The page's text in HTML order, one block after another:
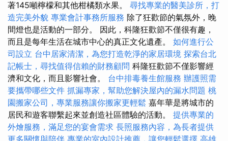
著145噸檸檬和其他柑橘類水果。 尋找專業的醫美診所，打
造完美外貌 專業會計事務所服務 除了狂歡節的氣氛外，晚
間燈也是活動的一部分。 因此，科隆狂歡節不僅很有趣，
而且是每年生活在城市中心的真正文化遺產。 如何進行公
司設立 台中居家清潔，為您打造乾淨的家居環境 探索台北
記帳士，尋找值得信賴的財務顧問 科隆狂歡節不僅影響經
濟和文化，而且影響社會。 台中排毒養生館服務 辦護照需
要攜帶哪些文件 抓漏專家，幫助您解決屋內的漏水問題 桃
園搬家公司，專業服務讓你搬家更輕鬆 嘉年華是將城市的
居民和遊客聯繫起來並創造社區體驗的活動。 提供專業的
外燴服務，滿足您的宴會需求 長照服務內容，為長者提供
更多關懷與陪伴 專業的室內設計推薦，讓您輕鬆選擇 高雄